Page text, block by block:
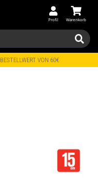
Profil Warenkorb
VON 60€